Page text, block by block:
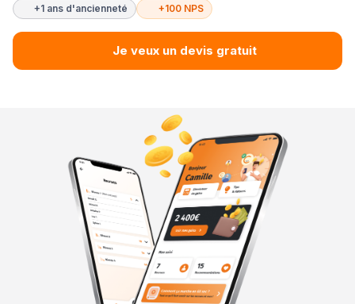
+1 ans d'ancienneté +100 NPS
Je veux un devis gratuit